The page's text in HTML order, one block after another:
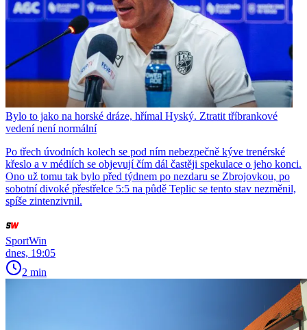
Bylo to jako na horské dráze, hřímal Hyský. Ztratit tříbrankové
vedení není normální
Po třech úvodních kolech se pod ním nebezpečně kýve trenérské
křeslo a v médiích se objevují čím dál častěji spekulace o jeho konci.
Ono už tomu tak bylo před týdnem po nezdaru se Zbrojovkou, po
sobotní divoké přestřelce 5:5 na půdě Teplic se tento stav nezměnil,
spíše zintenzivnil.
SportWin
dnes, 19:05
2 min